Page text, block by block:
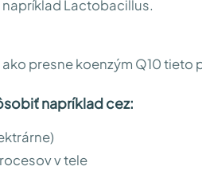
Lactobacillus.
presne koenzým Q10 tieto
napríklad cez:
v tele